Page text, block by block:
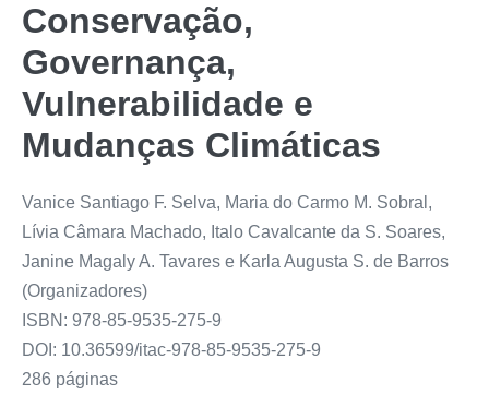
Conservação,
Governança,
Vulnerabilidade e
Mudanças Climáticas
Vanice Santiago F. Selva, Maria do Carmo M. Sobral,
Lívia Câmara Machado, Italo Cavalcante da S. Soares,
Janine Magaly A. Tavares e Karla Augusta S. de Barros
(Organizadores)
ISBN: 978-85-9535-275-9
DOI: 10.36599/itac-978-85-9535-275-9
286 páginas